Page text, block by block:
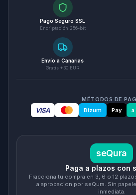
Pago Seguro SSL
Encriptación 256-bit
Envío a Canarias
Gratis +30 EUR
MÉTODOS DE
VISA Bizum Pay a
seQura
Paga a plazos con
Fracciona tu compra en 3, 6 o 12
a aprobacion por seQura. Sin
inmediata.